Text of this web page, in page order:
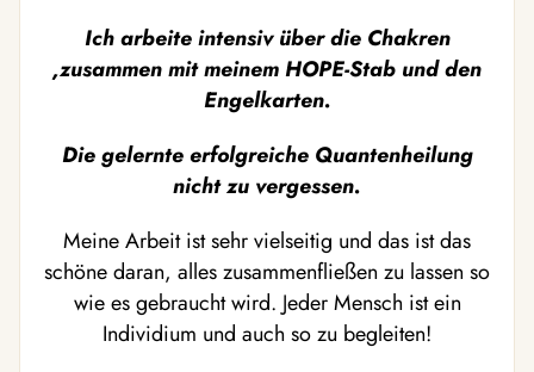
Ich arbeite intensiv über die Chakren
,zusammen mit meinem HOPE-Stab und den
Engelkarten.
Die gelernte erfolgreiche Quantenheilung
nicht zu vergessen.
Meine Arbeit ist sehr vielseitig und das ist das
schöne daran, alles zusammenfließen zu lassen so
wie es gebraucht wird. Jeder Mensch ist ein
Individium und auch so zu begleiten!